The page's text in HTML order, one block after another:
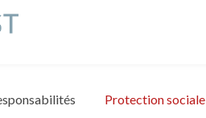
Protection sociale